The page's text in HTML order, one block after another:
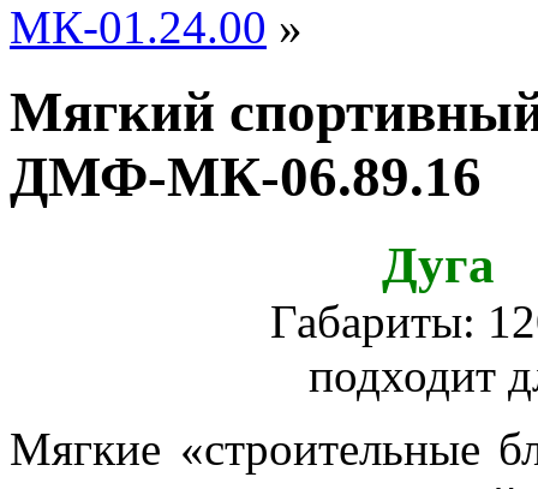
МК-01.24.00 »
Мягкий
ДМФ-МК-06.89.16
Дуга
Габариты:
подходит
Мягкие «строительные